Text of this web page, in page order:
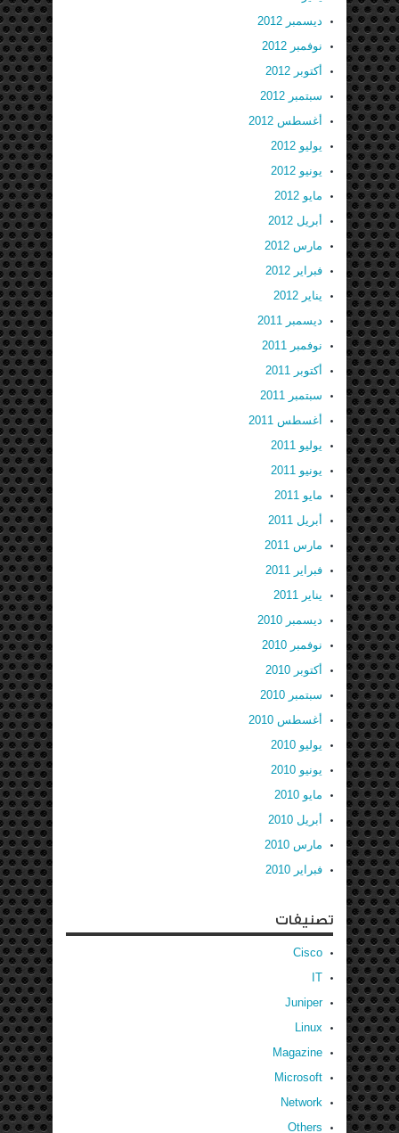
ديسمبر 2012
نوفمبر 2012
أكتوبر 2012
سبتمبر 2012
أغسطس 2012
يوليو 2012
يونيو 2012
مايو 2012
أبريل 2012
مارس 2012
فبراير 2012
يناير 2012
ديسمبر 2011
نوفمبر 2011
أكتوبر 2011
سبتمبر 2011
أغسطس 2011
يوليو 2011
يونيو 2011
مايو 2011
أبريل 2011
مارس 2011
فبراير 2011
يناير 2011
ديسمبر 2010
نوفمبر 2010
أكتوبر 2010
سبتمبر 2010
أغسطس 2010
يوليو 2010
يونيو 2010
مايو 2010
أبريل 2010
مارس 2010
فبراير 2010
تصنيفات
Cisco
IT
Juniper
Linux
Magazine
Microsoft
Network
Others